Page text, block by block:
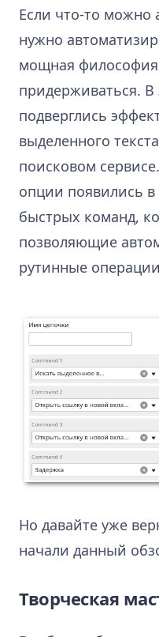
Если что-то можно
нужно
мощная
придерживаться. В
подверглись
выделенного
поисковом
опции появились в
быстрых команд,
позволяющие
рутинные
Но давайте уже
начали данный
Творческая